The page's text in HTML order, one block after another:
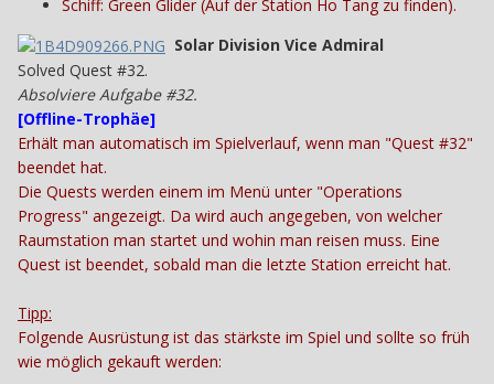
Schiff: Green Glider (Auf der Station Ho Tang zu finden).
Solar Division Vice Admiral
Solved Quest #32.
Absolviere Aufgabe #32.
[Offline-Trophäe]
Erhält man automatisch im Spielverlauf, wenn man "Quest #32"
beendet hat.
Die Quests werden einem im Menü unter "Operations
Progress" angezeigt. Da wird auch angegeben, von welcher
Raumstation man startet und wohin man reisen muss. Eine
Quest ist beendet, sobald man die letzte Station erreicht hat.
Tipp:
Folgende Ausrüstung ist das stärkste im Spiel und sollte so früh
wie möglich gekauft werden: